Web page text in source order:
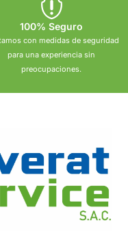
100% Seguro
con medidas de seguridad
para una experiencia sin
preocupaciones.